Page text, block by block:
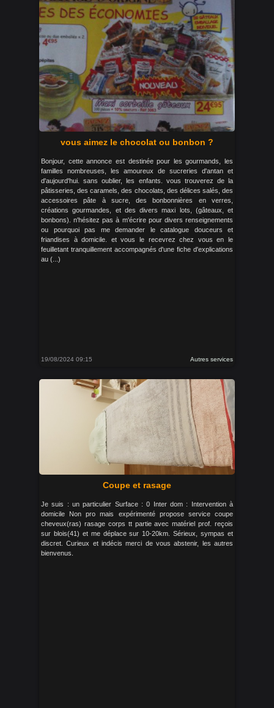
vous aimez le chocolat ou bonbon ?
Bonjour, cette annonce est destinée pour les gourmands, les
familles nombreuses, les amoureux de sucreries d'antan et
d'aujourd'hui. sans oublier, les enfants. vous trouverez de la
pâtisseries, des caramels, des chocolats, des délices salés, des
accessoires pâte à sucre, des bonbonnières en verres,
créations gourmandes, et des divers maxi lots, (gâteaux, et
bonbons). n'hésitez pas à m'écrire pour divers renseignements
ou pourquoi pas me demander le catalogue douceurs et
friandises à domicile. et vous le recevrez chez vous en le
feuilletant tranquillement accompagnés d'une fiche d'explications
au (...)
19/08/2024 09:15 Autres services
Coupe et rasage
Je suis : un particulier Surface : 0 Inter dom : Intervention à
domicile Non pro mais expérimenté propose service coupe
cheveux(ras) rasage corps tt partie avec matériel prof. reçois
sur blois(41) et me déplace sur 10-20km. Sérieux, sympas et
discret. Curieux et indécis merci de vous abstenir, les autres
bienvenus.